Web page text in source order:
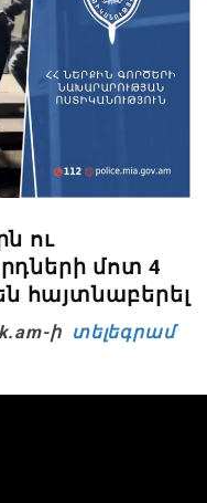
ու
մոտ 4
հայտնաբերել
ի տելեգրամ